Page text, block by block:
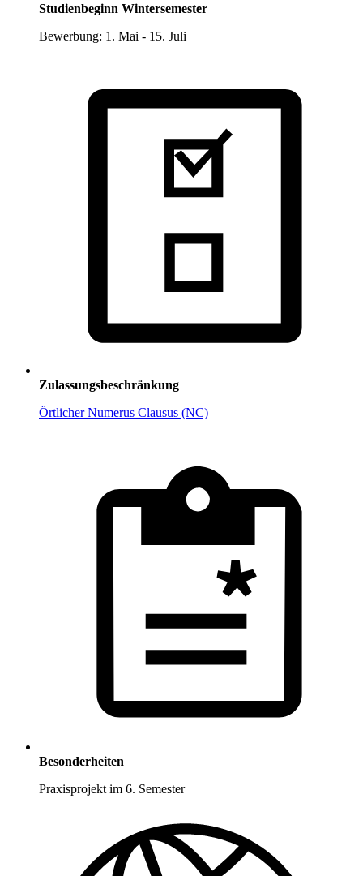
Studienbeginn Wintersemester
Bewerbung: 1. Mai - 15. Juli
Zulassungsbeschränkung
Örtlicher Numerus Clausus (NC)
Besonderheiten
Praxisprojekt im 6. Semester